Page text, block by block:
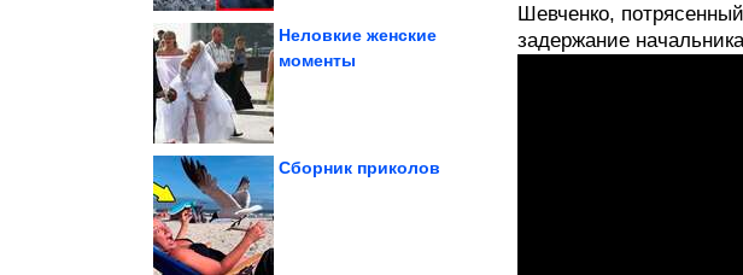
Неловкие женские
моменты
Сборник приколов
Шевченко,
задержание